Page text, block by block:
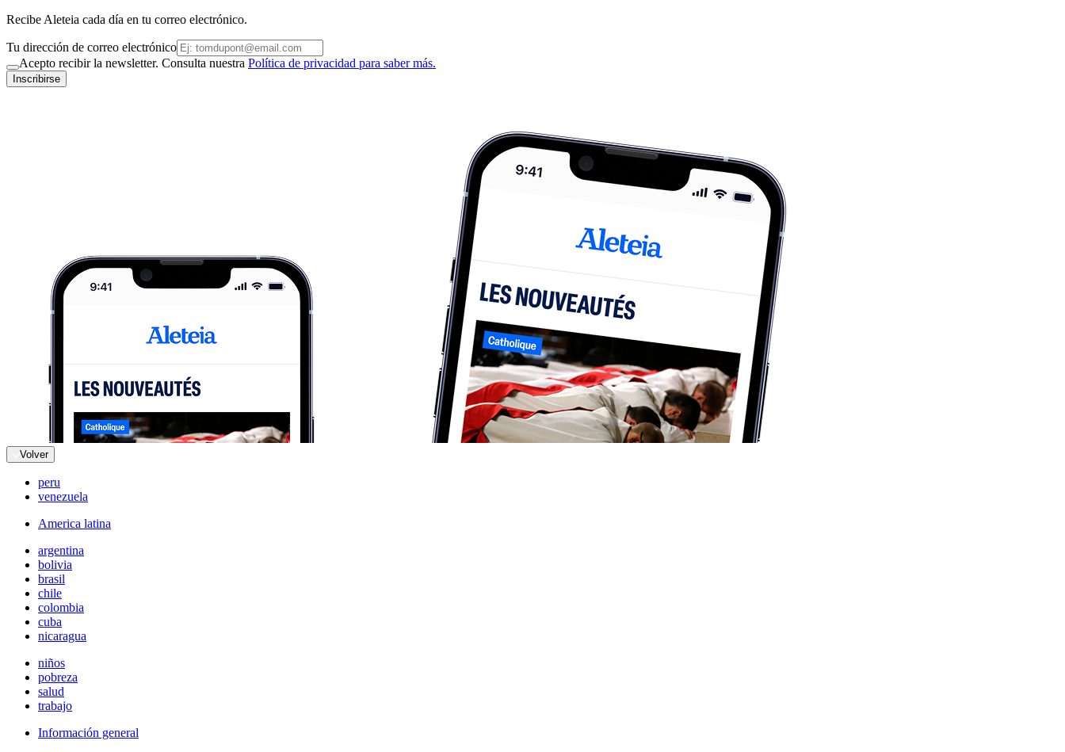
Recibe Aleteia cada día en tu correo electrónico.
Tu dirección de correo electrónico
Acepto recibir la newsletter. Consulta nuestra Política de privacidad para saber más.
Inscribirse
Volver
peru
venezuela
America latina
argentina
bolivia
brasil
chile
colombia
cuba
nicaragua
niños
pobreza
salud
trabajo
Información general